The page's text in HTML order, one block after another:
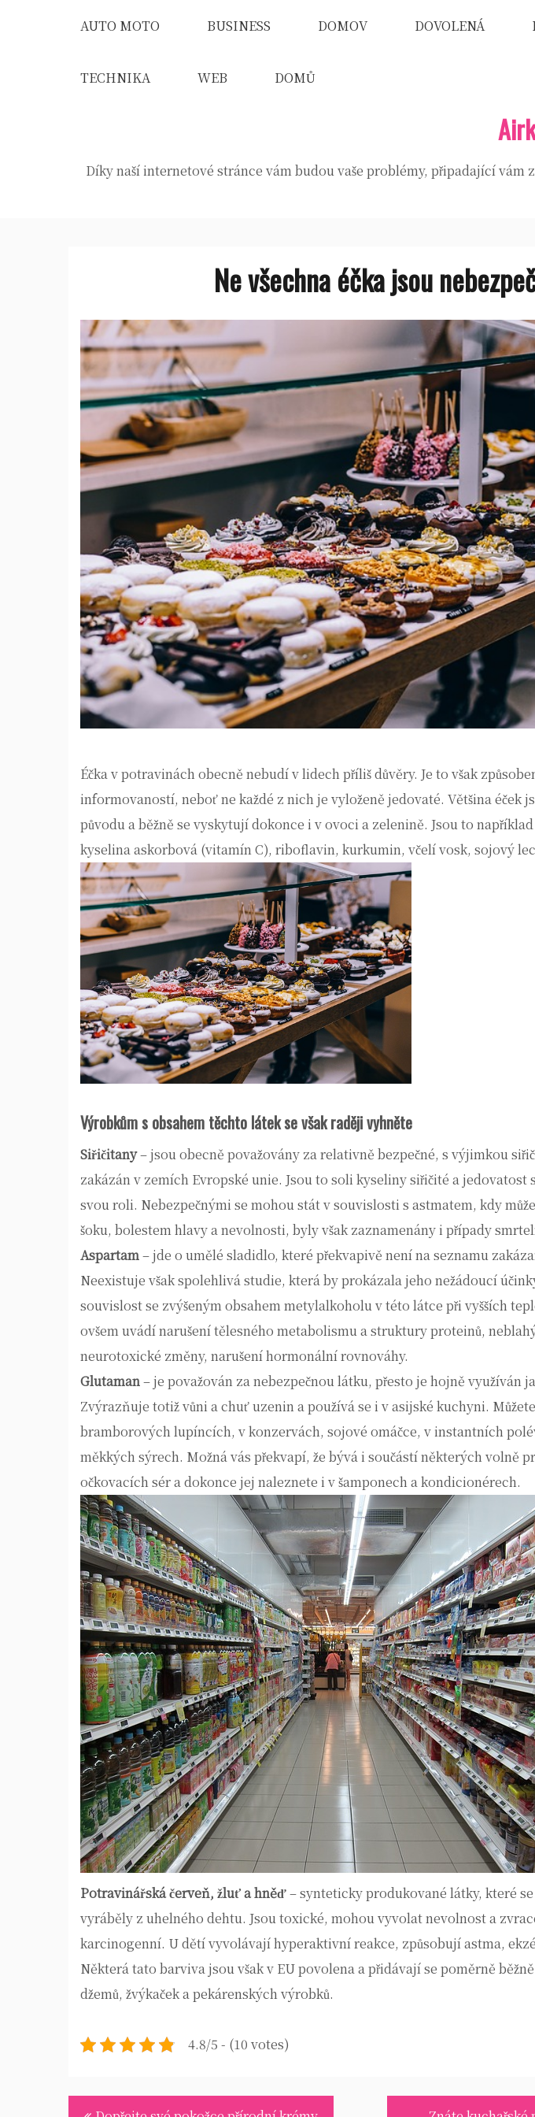
AUTO MOTO BUSINESS DOMOV DOVOLENÁ
TECHNIKA WEB DOMŮ
Díky naší internetové stránce vám budou vaše problémy, připadající
Ne všechna éčka jsou
Éčkav potravinách obecně nebudí v lidech příliš důvěry. Je to však
informovaností, neboť ne každé z nich je vyloženě jedovaté. Většina éček
původu a běžně se vyskytují dokonce i v ovoci a zelenině. Jsou to
kyselina askorbová (vitamín C), riboflavin, kurkumin, včelí vosk, sojový
Výrobkům s obsahem těchto látek se však raději vyhněte
Siřičitany– jsou obecně považovány za relativně bezpečné, s výjimkou
zakázán v zemích Evropské unie. Jsou to soli kyseliny siřičité a
svou roli. Nebezpečnými se mohou stát v souvislosti s astmatem, kdy
šoku, bolestem hlavy a nevolnosti, byly však zaznamenány i případy
Aspartam– jde o umělé sladidlo, které překvapivě není na seznamu
Neexistuje však spolehlivá studie, která by prokázala jeho nežádoucí
souvislost se zvýšeným obsahem metylalkoholu v této látce při vyšších
ovšem uvádí narušení tělesného metabolismu a struktury proteinů,
neurotoxické změny, narušení hormonální rovnováhy.
Glutaman– je považován za nebezpečnou látku, přesto je hojně využíván
Zvýrazňuje totiž vůni a chuť uzenin a používá se i v asijské kuchyni.
bramborových lupíncích, v konzervách, sojové omáčce, v instantních
měkkých sýrech. Možná vás překvapí, že bývá i součástí některých volně
očkovacích sér a dokonce jej naleznete i v šamponech a kondicionérech.
Potravinářská červeň, žluť a hněď– synteticky produkované látky, které
vyráběly z uhelného dehtu. Jsou toxické, mohou vyvolat nevolnost a
karcinogenní. U dětí vyvolávají hyperaktivní reakce, způsobují astma,
Některá tato barviva jsou však v EU povolena a přidávají se poměrně
džemů, žvýkaček a pekárenských výrobků.
4.8/5 - (10 votes)
Navigace